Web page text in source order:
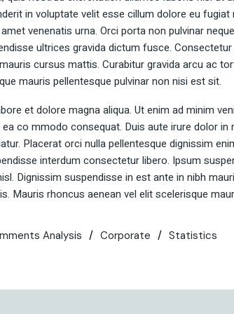
in voluptate velit esse cillum dolore eu
venenatis urna. Orci porta non pulvinar
ultrices gravida dictum fusce.
cursus mattis. Curabitur gravida arcu ac
mauris pellentesque pulvinar non nisi est sit.
et dolore magna aliqua. Ut enim ad minim
co mmodo consequat. Duis aute irure dolor in
Placerat orci nulla pellentesque dignissim
interdum consectetur libero. Ipsum
Dignissim suspendisse in est ante in nibh
Mauris rhoncus aenean vel elit scelerisque
Analysis Corporate Statistics